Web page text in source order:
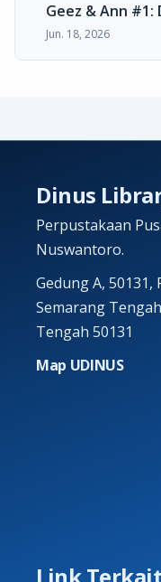
Geez & Ann #1:
Jun. 18, 2026
Dinus
Perpustakaan
Nuswantoro.
Gedung A, 50131,
Semarang
Tengah 50131
Map UDINUS